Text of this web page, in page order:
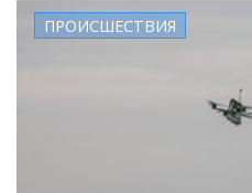
ПРОИСШЕСТВИЯ